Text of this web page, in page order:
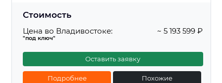
Стоимость
Цена во Владивостоке:
"под ключ"
~ 5 193 599 ₽
Оставить заявку
Подробнее Похожие